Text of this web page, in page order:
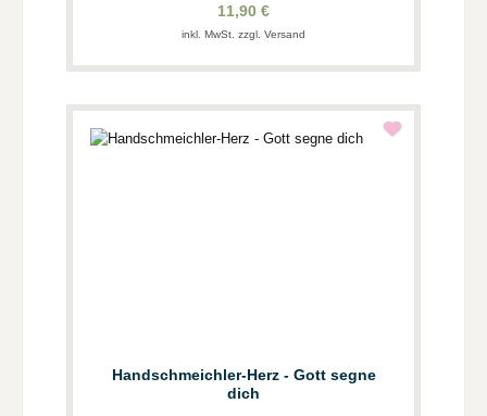
11,90 €
inkl. MwSt. zzgl. Versand
Handschmeichler-Herz - Gott segne
dich